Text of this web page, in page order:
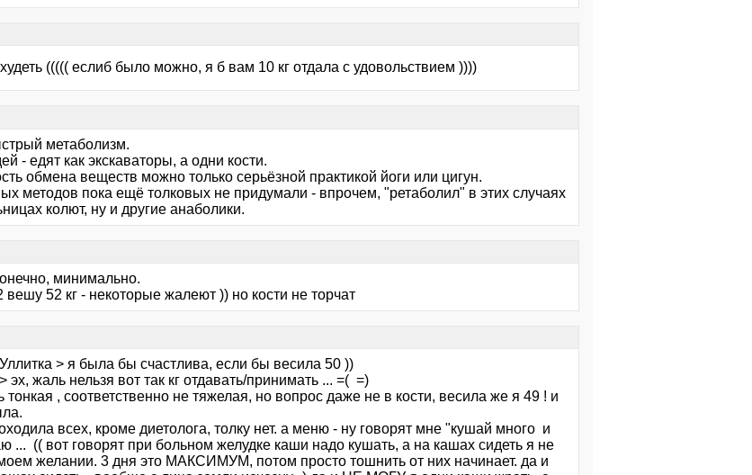
((((( еслиб было можно, я б вам 10 кг отдала с удовольствием ))))
метаболизм.
- едят как экскаваторы, а одни кости.
обмена веществ можно только серьёзной практикой йоги или цигун.
методов пока ещё толковых не придумали - впрочем, "ретаболил" в этих случаях
колют, ну и другие анаболики.
минимально.
вешу 52 кг - некоторые жалеют )) но кости не торчат
> я была бы счастлива, если бы весила 50 ))
эх, жаль нельзя вот так кг отдавать/принимать ... =( =)
тонкая , соответственно не тяжелая, но вопрос даже не в кости, весила же я 49 ! и
всех, кроме диетолога, толку нет. а меню - ну говорят мне "кушай много и
... (( вот говорят при больном желудке каши надо кушать, а на кашах сидеть я не
желании. 3 дня это МАКСИМУМ, потом просто тошнить от них начинает. да и